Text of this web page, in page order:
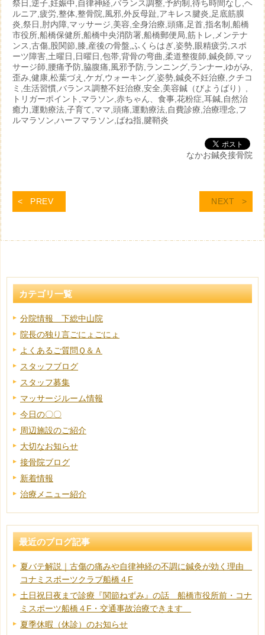
祭日,逆子,妊娠中,自律神経,バランス調整,予約制,待ち時間なし,ヘ
ルニア,疲労,整体,整骨院,風邪,外反母趾,アキレス腱炎,足底筋膜
炎,祭日,肘内障,マッサージ,美容,全身治療,頭痛,足首,指名制,船橋
市役所,船橋保健所,船橋中央消防署,船橋郵便局,筋トレ,メンテナ
ンス,古傷,股関節,膝,産後の骨盤,ふくらはぎ,姿勢,眼精疲労,スポ
ーツ障害,土曜日,日曜日,包帯,背骨の弯曲,柔道整復師,鍼灸師,マッ
サージ師,腰痛予防,脇腹痛,風邪予防,ランニング,ランナー,ゆがみ,
歪み,健康,松葉づえ,ケガ,ウォーキング,姿勢,鍼灸不妊治療,クチコ
ミ,生活習慣,バランス調整不妊治療,安全,美容鍼（びようばり）,
トリガーポイント,マラソン,赤ちゃん、食事,花粉症,耳鍼,自然治
癒力,運動療法,子育て,ママ,頭痛,運動療法,自費診療,治療理念,フ
ルマラソン,ハーフマラソン,ばね指,腱鞘炎
なかお鍼灸接骨院
PREV NEXT
カテゴリ一覧
分院情報 下総中山院
院長の独り言ごにょごにょ
よくあるご質問Ｑ＆Ａ
スタッフブログ
スタッフ募集
マッサージルーム情報
今日の〇〇
周辺施設のご紹介
大切なお知らせ
接骨院ブログ
新着情報
治療メニュー紹介
最近のブログ記事
夏バテ解説｜古傷の痛みや自律神経の不調に鍼灸が効く理由
コナミスポーツクラブ船橋４F
土日祝日夜まで診療『関節ねずみ』の話 船橋市役所前・コナ
ミスポーツ船橋４F・交通事故治療できます
夏季休暇（休診）のお知らせ